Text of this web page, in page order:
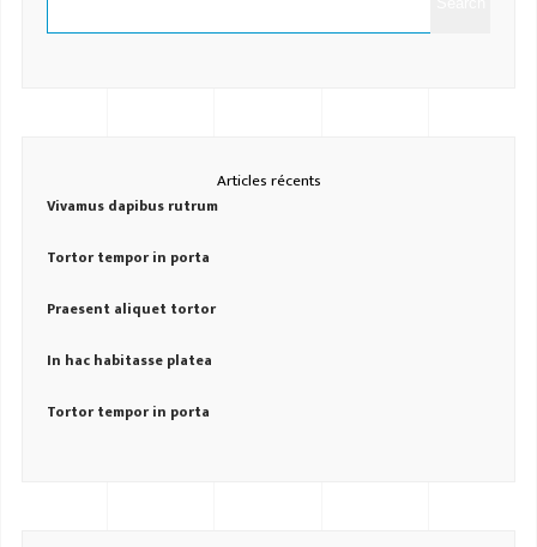
Articles récents
Vivamus dapibus rutrum
Tortor tempor in porta
Praesent aliquet tortor
In hac habitasse platea
Tortor tempor in porta